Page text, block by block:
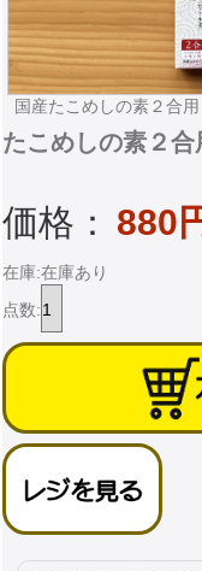
たこめしの素２合
価格： 880
在庫:在庫あり
点数:
国産たこめしの素２合用